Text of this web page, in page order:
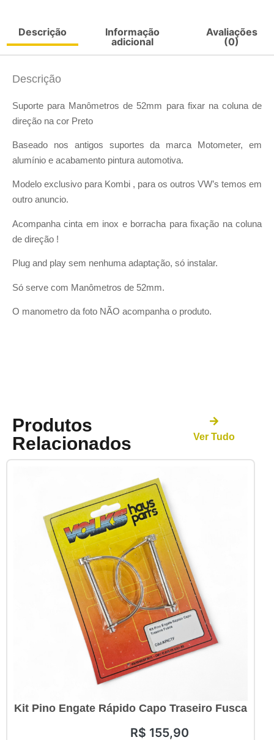
Descrição
Informação
adicional
Avaliações
(0)
Descrição
Suporte para Manômetros de 52mm para fixar na coluna de
direção na cor Preto
Baseado nos antigos suportes da marca Motometer, em
alumínio e acabamento pintura automotiva.
Modelo exclusivo para Kombi , para os outros VW’s temos em
outro anuncio.
Acompanha cinta em inox e borracha para fixação na coluna
de direção !
Plug and play sem nenhuma adaptação, só instalar.
Só serve com Manômetros de 52mm.
O manometro da foto NÃO acompanha o produto.
Produtos
Relacionados
Ver Tudo
Kit Pino Engate Rápido Capo Traseiro Fusca
R$ 155,90